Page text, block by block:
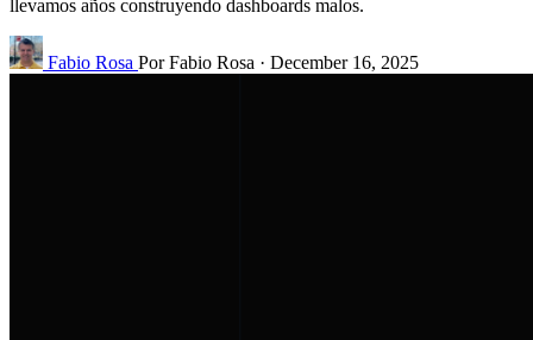
llevamos años construyendo dashboards malos.
Fabio Rosa Por Fabio Rosa · December 16, 2025